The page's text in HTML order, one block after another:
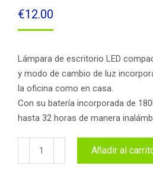
€12.00
Lámpara de escritorio LED
y modo de cambio de luz
la oficina como en casa.
Con su batería incorporada de
hasta 32 horas de manera
Añadir al